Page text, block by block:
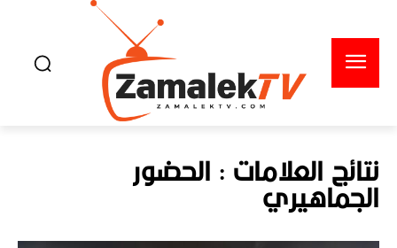
نتائج العلامات : الحضور
الجماهيري